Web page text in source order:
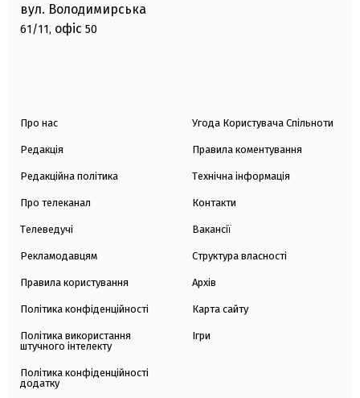
вул. Володимирська
61/11, офіс 50
Про нас
Редакція
Редакційна політика
Про телеканал
Телеведучі
Рекламодавцям
Правила користування
Політика конфіденційності
Політика використання
штучного інтелекту
Політика конфіденційності
додатку
Угода Користувача Спільноти
Правила коментування
Технічна інформація
Контакти
Вакансії
Структура власності
Архів
Карта сайту
Ігри